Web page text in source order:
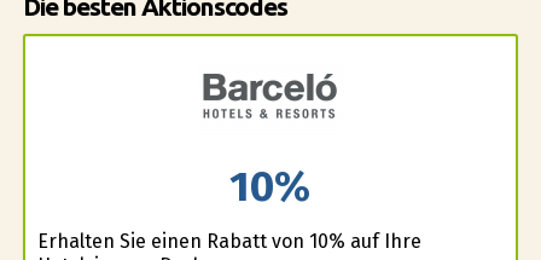
Die besten Aktionscodes
10%
Erhalten Sie einen Rabatt von 10% auf Ihre